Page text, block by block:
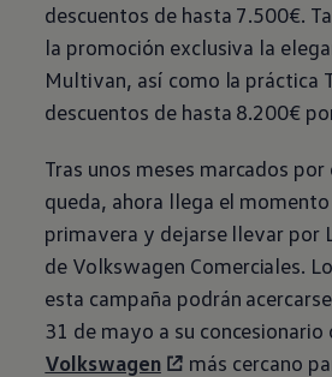
descuentos de hasta 7.500€.
la promoción exclusiva la
Multivan, así como la práctica
descuentos de hasta 8.200€
Tras unos meses marcados
queda, ahora llega el
primavera y dejarse llevar por
de Volkswagen Comerciales.
esta campaña podrán
31 de mayo a su concesionario
Volkswagen
más cercano